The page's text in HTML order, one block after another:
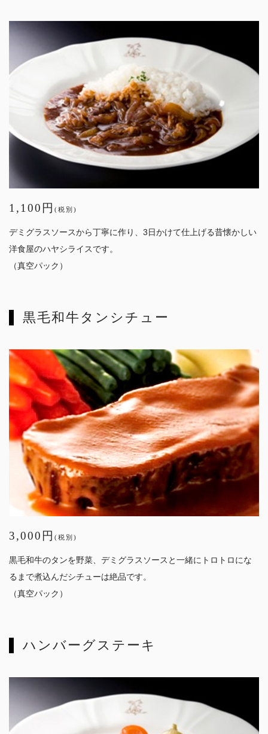
1,100円 (税別)
デミグラスソースから丁寧に作り、3日かけて仕上げる昔懐かしい
洋食屋のハヤシライスです。
（真空パック）
黒毛和牛タンシチュー
3,000円 (税別)
黒毛和牛のタンを野菜、デミグラスソースと一緒にトロトロにな
るまで煮込んだシチューは絶品です。
（真空パック）
ハンバーグステーキ